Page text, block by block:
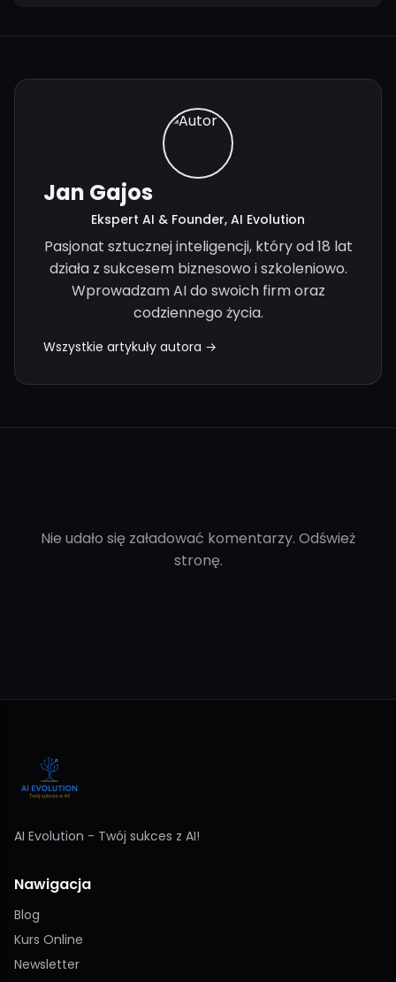
Jan Gajos
Ekspert AI & Founder, AI Evolution
Pasjonat sztucznej inteligencji, który od 18 lat
działa z sukcesem biznesowo i szkoleniowo.
Wprowadzam AI do swoich firm oraz
codziennego życia.
Wszystkie artykuły autora →
Nie udało się załadować komentarzy. Odśwież
stronę.
AI Evolution - Twój sukces z AI!
Nawigacja
Blog
Kurs Online
Newsletter